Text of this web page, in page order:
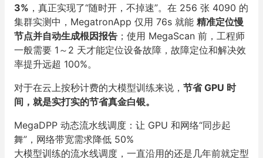
3% ，真正实现了“随时开，不掉速”。在 256 张 4090 的
集群实测中，MegatronApp 仅用 76s 就能 精准定位慢
节点并自动生成根因报告 ；使用 MegaScan 前，工程师
一般需要 1～2 天才能定位设备故障，故障定位和解决效
率提升远超 100%。
对于在云上按秒计费的大模型训练来说， 节省 GPU 时
间，就是实打实的节省真金白银。
MegaDPP 动态流水线调度：让 GPU 和网络“同步起
舞”，网络带宽需求降低 50%
大模型训练的流水线调度，一直沿用的还是几年前就定型